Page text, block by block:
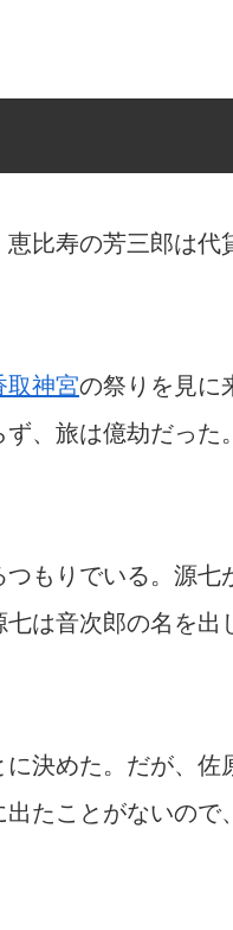
比寿の芳三郎は
取神宮の祭りを見に
、旅は億劫だっ
もりでいる。源七
は音次郎の名を
決めた。だが、佐
たことがないので